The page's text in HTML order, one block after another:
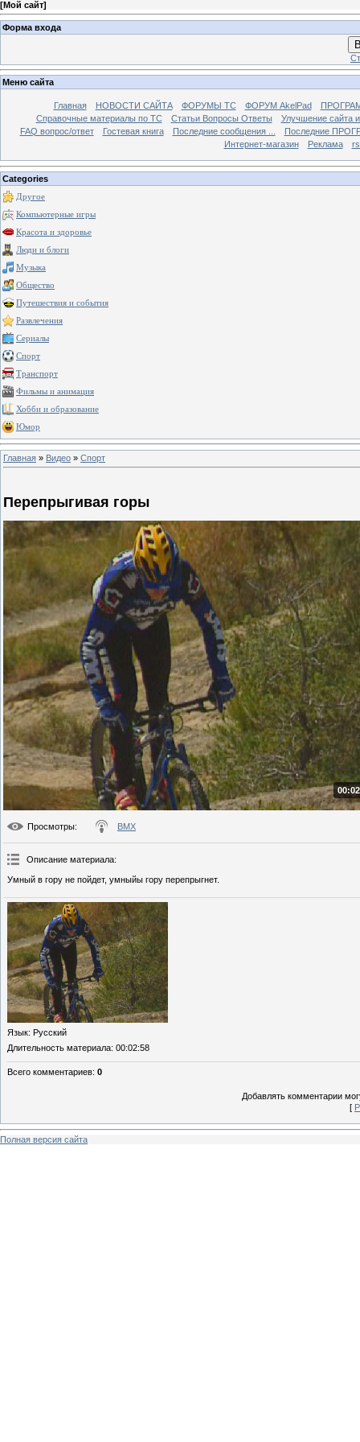
[Мой сайт]
Форма входа
Меню сайта
Главная НОВОСТИ САЙТА ФОРУМЫ TC ФОРУМ AkelPad
Справочные материалы по TС
Статьи Вопросы Ответы
Улучшение сайта
FAQ вопрос/ответ
Гостевая книга Последние сообщения ...
Последние
Интернет-магазин
Реклама
Categories
Другое
Компьютерные игры
Красота и здоровье
Люди и блоги
Музыка
Общество
Путешествия и события
Развлечения
Сериалы
Спорт
Транспорт
Фильмы и анимация
Хобби и образование
Юмор
Главная » Видео » Спорт
Перепрыгивая горы
Просмотры: BMX
Описание материала:
Умный в гору не пойдет, умныйы гору перепрыгнет.
Язык: Русский
Длительность материала: 00:02:58
Всего комментариев: 0
Добавлять комментарии
[
Полная версия сайта